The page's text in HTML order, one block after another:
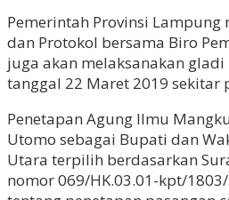
Pemerintah Provinsi
dan Protokol bersama Biro
juga akan melaksanakan
tanggal 22 Maret 2019 sekitar
Penetapan Agung Ilmu
Utomo sebagai Bupati dan
Utara terpilih berdasarkan
nomor 069/HK.03.01-kpt/